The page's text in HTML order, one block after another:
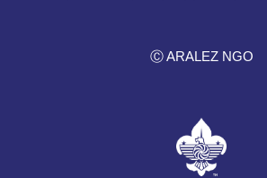
Ⓒ ARALEZ NGO